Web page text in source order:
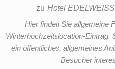
zu Hotel
Hier finden Sie allgemeine
Winterhochzeitslocation-Eintrag.
ein öffentliches, allgemeines
Besucher